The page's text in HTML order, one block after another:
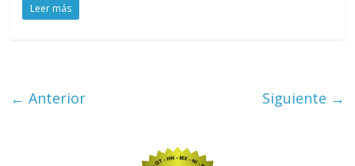
Leer más
← Anterior Siguiente →